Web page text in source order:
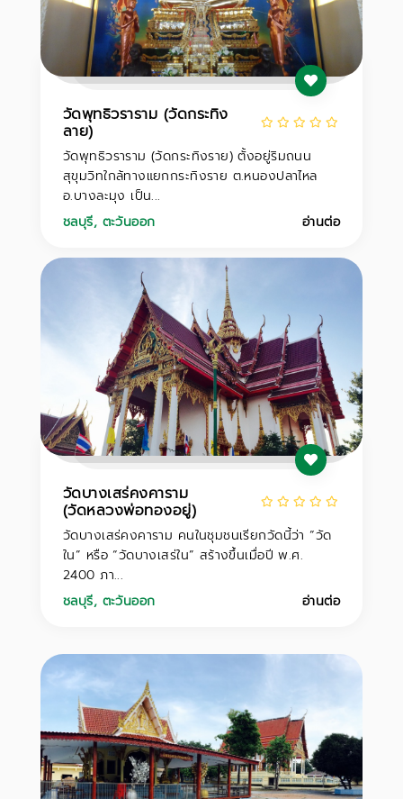
วัดพุทธิวราราม (วัดกระทิง
ลาย)
วัดพุทธิวราราม (วัดกระทิงราย) ตั้งอยู่ริมถนน
สุขุมวิทใกล้ทางแยกกระทิงราย ต.หนองปลาไหล
อ.บางละมุง เป็น...
ชลบุรี, ตะวันออก อ่านต่อ
วัดบางเสร่คงคาราม
(วัดหลวงพ่อทองอยู่)
วัดบางเสร่คงคาราม คนในชุมชนเรียกวัดนี้ว่า “วัด
ใน” หรือ “วัดบางเสร่ใน” สร้างขึ้นเมื่อปี พ.ศ.
2400 ภา...
ชลบุรี, ตะวันออก อ่านต่อ